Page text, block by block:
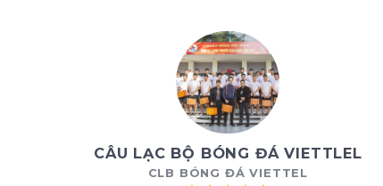
CÂU LẠC BỘ BÓNG ĐÁ VIETTLEL
CLB BÓNG ĐÁ VIETTEL